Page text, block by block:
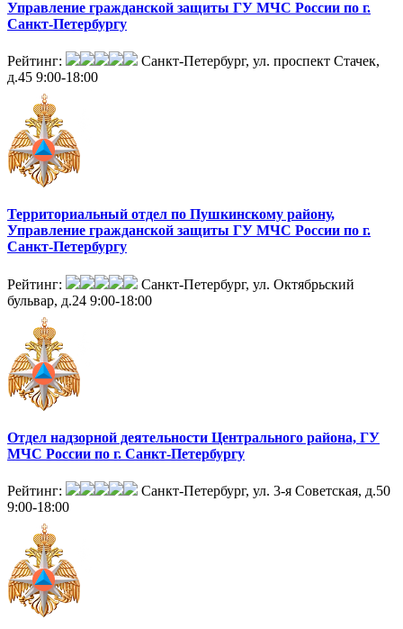
Управление гражданской защиты ГУ МЧС России по г.
Санкт-Петербургу
Рейтинг:
Санкт-Петербург, ул. проспект Стачек,
д.45 9:00-18:00
Территориальный отдел по Пушкинскому району,
Управление гражданской защиты ГУ МЧС России по г.
Санкт-Петербургу
Рейтинг:
Санкт-Петербург, ул. Октябрьский
бульвар, д.24 9:00-18:00
Отдел надзорной деятельности Центрального района, ГУ
МЧС России по г. Санкт-Петербургу
Рейтинг:
Санкт-Петербург, ул. 3-я Советская, д.50
9:00-18:00